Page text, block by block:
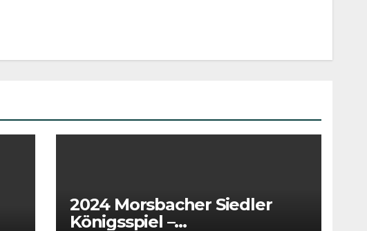
2024 Morsbacher Siedler
Königsspiel –